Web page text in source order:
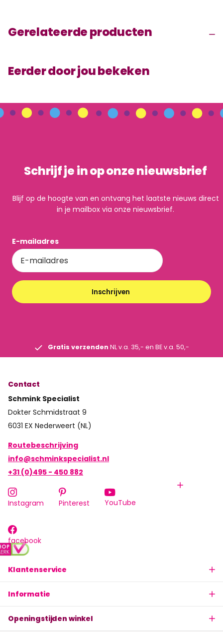
Gerelateerde producten
Eerder door jou bekeken
Schrijf je in op onze nieuwsbrief
Blijf op de hoogte van en ontvang het laatste nieuws direct
in je mailbox via onze nieuwsbrief.
E-mailadres
Inschrijven
Gratis verzenden NL v.a. 35,- en BE v.a. 50,-
Klantenservice
Informatie
Openingstijden winkel
Contact
Schmink Specialist
Dokter Schmidstraat 9
6031 EX Nederweert (NL)
Routebeschrijving
info@schminkspecialist.nl
+31 (0)495 - 450 882
Instagram Pinterest YouTube
facebook